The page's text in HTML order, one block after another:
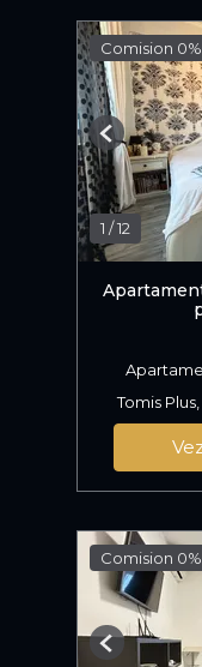
Comision 0%
1 /12
Previous
Tomis
Comision 0%
Previous